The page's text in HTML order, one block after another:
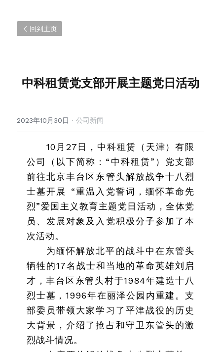
回到主页
中科租赁党支部开展主题党日活动
2023年10月30日 · 公司新闻
10月27日，中科租赁（天津）有限
公司（以下简称：“中科租赁”）党支部
前往北京丰台区东管头解放战争十八烈
士墓开展 “重温入党誓词，缅怀革命先
烈”爱国主义教育主题党日活动，全体党
员、发展对象及入党积极分子参加了本
次活动。
为缅怀解放北平的战斗中在东管头
牺牲的17名战士和当地的革命英雄刘启
才，丰台区东管头村于1984年建造十八
烈士墓，1996年在丽泽公园内重建。支
部委员带领大家学习了平津战役的历史
大背景，介绍了抢占和守卫东管头的激
烈战斗情况。